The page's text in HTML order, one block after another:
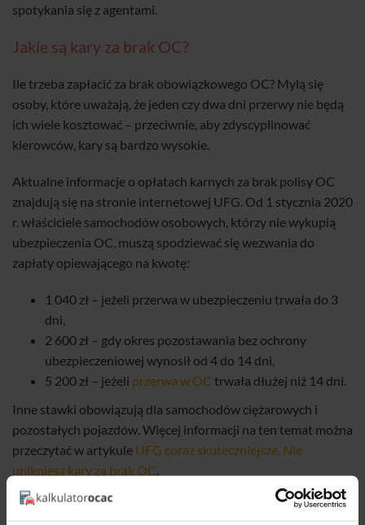
spotykania się z agentami.
Jakie są kary za brak OC?
Ile trzeba zapłacić za brak obowiązkowego OC? Mylą się
osoby, które uważają, że jeden czy dwa dni przerwy nie będą
ich wiele kosztować – przeciwnie, aby zdyscyplinować
kierowców, kary są bardzo wysokie.
Aktualne informacje o opłatach karnych za brak polisy OC
znajdują się na stronie internetowej UFG. Od 1 stycznia 2020
r. właściciele samochodów osobowych, którzy nie wykupią
ubezpieczenia OC, muszą spodziewać się wezwania do
zapłaty opiewającego na kwotę:
1 040 zł – jeżeli przerwa w ubezpieczeniu trwała do 3
dni,
2 600 zł – gdy okres pozostawania bez ochrony
ubezpieczeniowej wynosił od 4 do 14 dni,
5 200 zł – jeżeli przerwa w OC trwała dłużej niż 14 dni.
Inne stawki obowiązują dla samochodów ciężarowych i
pozostałych pojazdów. Więcej informacji na ten temat można
przeczytać w artykule UFG coraz skuteczniejsze. Nie
unikniesz kary za brak OC.
Czym skutkuje jazda bez OC?